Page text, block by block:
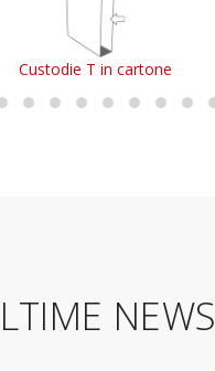
Custodie T in cartone
NEWS